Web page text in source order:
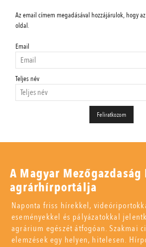
Az email címem megadásával hozzájárulok, hogy
oldal.
Email
Teljes név
A Magyar
agrárhírportálja
Naponta friss hírekkel,
eseményekkel és pályázatokkal
agrárium egészét átfogóan. Szakmai
elemzések egy helyen, hitelesen.